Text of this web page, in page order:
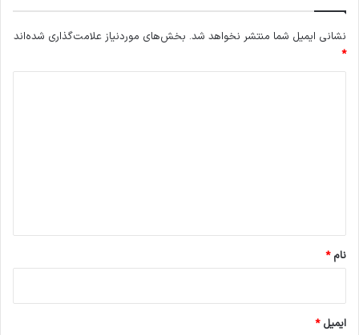
نشانی ایمیل شما منتشر نخواهد شد. بخش‌های موردنیاز علامت‌گذاری شده‌اند
*
نام*
ایمیل*